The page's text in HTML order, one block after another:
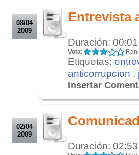
08/04
2009
Entrevista
Duración:
Vota:
Etiquetas:
anticorrupcion ,
Insertar
02/04
2009
Duración: